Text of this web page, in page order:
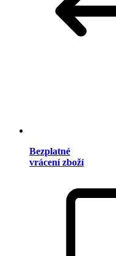
Bezplatné
vrácení zboží